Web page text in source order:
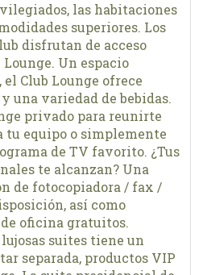
las habitaciones
superiores. Los
disfrutan de acceso
Un espacio
Club Lounge ofrece
una variedad de bebidas.
privado para reunirte
tu equipo o simplemente
de TV favorito. ¿Tus
te alcanzan? Una
de fotocopiadora / fax /
así como
oficina gratuitos.
suites tiene un
separada, productos VIP